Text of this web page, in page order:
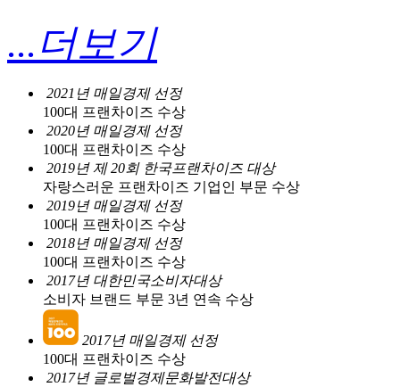
...더보기
2021년 매일경제 선정
100대 프랜차이즈 수상
2020년 매일경제 선정
100대 프랜차이즈 수상
2019년 제 20회 한국프랜차이즈 대상
자랑스러운 프랜차이즈 기업인 부문 수상
2019년 매일경제 선정
100대 프랜차이즈 수상
2018년 매일경제 선정
100대 프랜차이즈 수상
2017년 대한민국소비자대상
소비자 브랜드 부문 3년 연속 수상
2017년 매일경제 선정
100대 프랜차이즈 수상
2017년 글로벌경제문화발전대상